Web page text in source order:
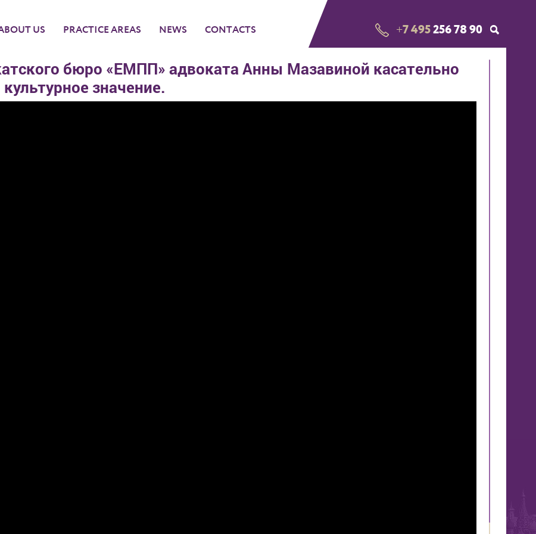
US PRACTICE AREAS NEWS CONTACTS +7 495256 78 90
бюро «ЕМПП» адвоката Анны Мазавиной касательно
значение.